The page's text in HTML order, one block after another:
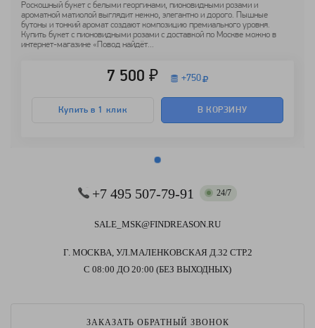
Роскошный букет с белыми георгинами, пионовидными розами и
ароматной матиолой выглядит нежно, элегантно и дорого. Пышные
бутоны и тонкий аромат создают композицию премиального уровня.
Купить букет с пионовидными розами с доставкой по Москве можно в
интернет-магазине «Повод найдёт...
7 500 ₽ +750
Купить в 1 клик В КОРЗИНУ
+7 495 507-79-91 24/7
SALE_MSK@FINDREASON.RU
Г. МОСКВА, УЛ.МАЛЕНКОВСКАЯ Д.32 СТР.2
С 08:00 ДО 20:00 (БЕЗ ВЫХОДНЫХ)
ЗАКАЗАТЬ ОБРАТНЫЙ ЗВОНОК